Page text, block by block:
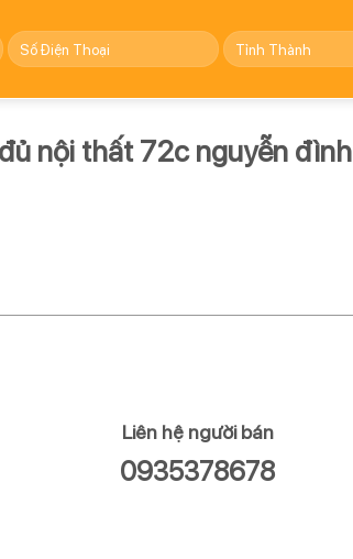
nội thất 72c nguyễn đình
Liên hệ người bán
0935378678